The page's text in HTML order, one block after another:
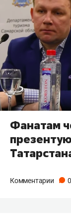
Фанатам
Комментарии 0